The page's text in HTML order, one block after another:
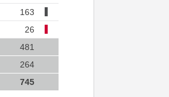
163
26
481
264
745